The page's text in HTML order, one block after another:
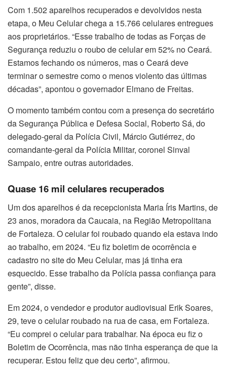
Com 1.502 aparelhos recuperados e devolvidos nesta
etapa, o Meu Celular chega a 15.766 celulares entregues
aos proprietários. “Esse trabalho de todas as Forças de
Segurança reduziu o roubo de celular em 52% no Ceará.
Estamos fechando os números, mas o Ceará deve
terminar o semestre como o menos violento das últimas
décadas”, apontou o governador Elmano de Freitas.
O momento também contou com a presença do secretário
da Segurança Pública e Defesa Social, Roberto Sá, do
delegado-geral da Polícia Civil, Márcio Gutiérrez, do
comandante-geral da Polícia Militar, coronel Sinval
Sampaio, entre outras autoridades.
Quase 16 mil celulares recuperados
Um dos aparelhos é da recepcionista Maria Íris Martins, de
23 anos, moradora da Caucaia, na Região Metropolitana
de Fortaleza. O celular foi roubado quando ela estava indo
ao trabalho, em 2024. “Eu fiz boletim de ocorrência e
cadastro no site do Meu Celular, mas já tinha era
esquecido. Esse trabalho da Polícia passa confiança para
gente”, disse.
Em 2024, o vendedor e produtor audiovisual Erik Soares,
29, teve o celular roubado na rua de casa, em Fortaleza.
“Eu comprei o celular para trabalhar. Na época eu fiz o
Boletim de Ocorrência, mas não tinha esperança de que ia
recuperar. Estou feliz que deu certo”, afirmou.